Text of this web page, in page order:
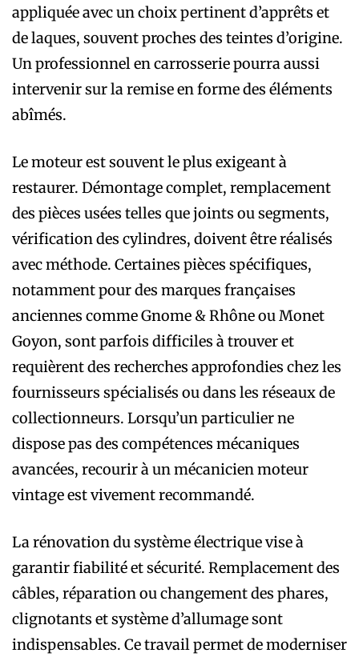
appliquée avec un choix pertinent d’apprêts et
de laques, souvent proches des teintes d’origine.
Un professionnel en carrosserie pourra aussi
intervenir sur la remise en forme des éléments
abîmés.
Le moteur est souvent le plus exigeant à
restaurer. Démontage complet, remplacement
des pièces usées telles que joints ou segments,
vérification des cylindres, doivent être réalisés
avec méthode. Certaines pièces spécifiques,
notamment pour des marques françaises
anciennes comme Gnome & Rhône ou Monet
Goyon, sont parfois difficiles à trouver et
requièrent des recherches approfondies chez les
fournisseurs spécialisés ou dans les réseaux de
collectionneurs. Lorsqu’un particulier ne
dispose pas des compétences mécaniques
avancées, recourir à un mécanicien moteur
vintage est vivement recommandé.
La rénovation du système électrique vise à
garantir fiabilité et sécurité. Remplacement des
câbles, réparation ou changement des phares,
clignotants et système d’allumage sont
indispensables. Ce travail permet de moderniser